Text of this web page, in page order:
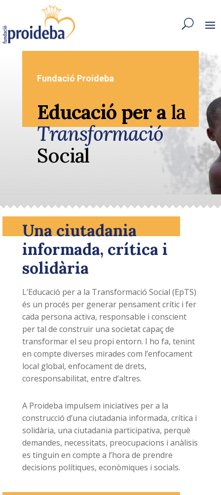
Fundació Proideba
Educació per ala
Transformació
Social
Una ciutadania
informada, crítica i
solidària
L’Educació per a la Transformació Social (EpTS)
és un procés per generar pensament crític i fer
cada persona activa, responsable i conscient
per tal de construir una societat capaç de
transformar el seu propi entorn. I ho fa, tenint
en compte diverses mirades com l’enfocament
local global, enfocament de drets,
coresponsabilitat, entre d’altres.
A Proideba impulsem iniciatives per a la
construcció d’una ciutadania informada, crítica i
solidària, una ciutadania participativa, perquè
demandes, necessitats, preocupacions i anàlisis
es tinguin en compte a l’hora de prendre
decisions polítiques, econòmiques i socials.